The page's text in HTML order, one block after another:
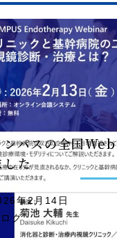
ンパスの全国
した
年2月14日
グ